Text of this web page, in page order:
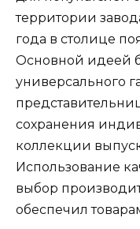
территории
года в столице
Основной идеей
универсального
сохранения
коллекции
Использование
выбор
обеспечил